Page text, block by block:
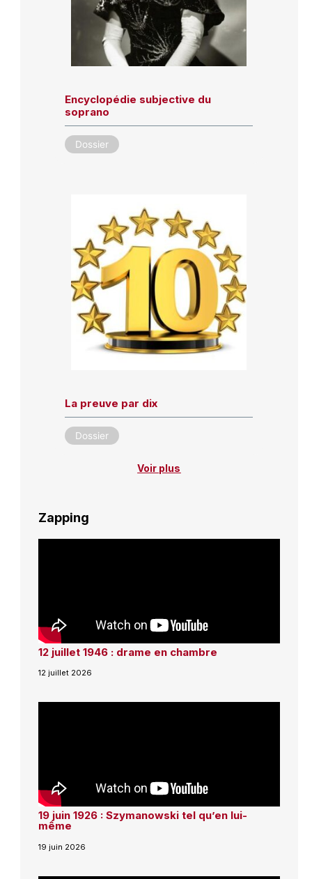
Encyclopédie subjective du
soprano
Dossier
La preuve par dix
Dossier
Voir plus
Zapping
12 juillet 1946 : drame en chambre
12 juillet 2026
19 juin 1926 : Szymanowski tel qu’en lui-
même
19 juin 2026